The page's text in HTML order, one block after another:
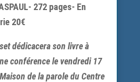
272 pages- En
20€
dédicacera son livre à
conférence le vendredi 17
de la parole du Centre